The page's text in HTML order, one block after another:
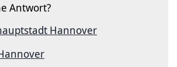
Antwort?
Hannover